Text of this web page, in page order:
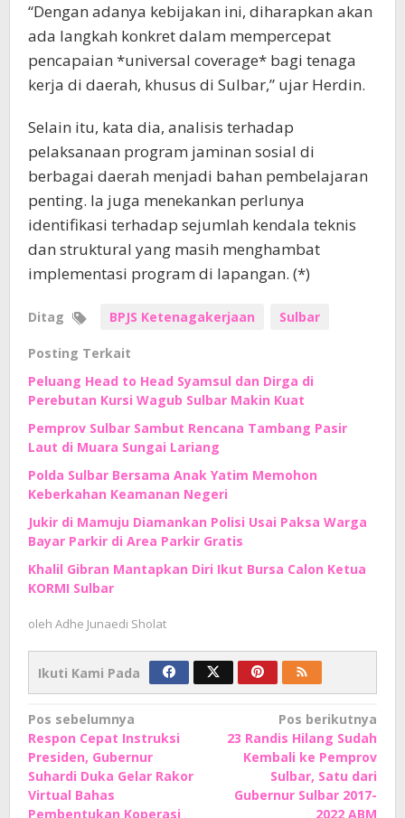
“Dengan adanya kebijakan ini, diharapkan akan
ada langkah konkret dalam mempercepat
pencapaian *universal coverage* bagi tenaga
kerja di daerah, khusus di Sulbar,” ujar Herdin.
Selain itu, kata dia, analisis terhadap
pelaksanaan program jaminan sosial di
berbagai daerah menjadi bahan pembelajaran
penting. Ia juga menekankan perlunya
identifikasi terhadap sejumlah kendala teknis
dan struktural yang masih menghambat
implementasi program di lapangan. (*)
Ditag BPJS Ketenagakerjaan Sulbar
Posting Terkait
Peluang Head to Head Syamsul dan Dirga di
Perebutan Kursi Wagub Sulbar Makin Kuat
Pemprov Sulbar Sambut Rencana Tambang Pasir
Laut di Muara Sungai Lariang
Polda Sulbar Bersama Anak Yatim Memohon
Keberkahan Keamanan Negeri
Jukir di Mamuju Diamankan Polisi Usai Paksa Warga
Bayar Parkir di Area Parkir Gratis
Khalil Gibran Mantapkan Diri Ikut Bursa Calon Ketua
KORMI Sulbar
oleh Adhe Junaedi Sholat
Ikuti Kami Pada
Navigasi
pos
Pos sebelumnya
Respon Cepat Instruksi
Presiden, Gubernur
Suhardi Duka Gelar Rakor
Virtual Bahas
Pembentukan Koperasi
Pos berikutnya
23 Randis Hilang Sudah
Kembali ke Pemprov
Sulbar, Satu dari
Gubernur Sulbar 2017-
2022 ABM